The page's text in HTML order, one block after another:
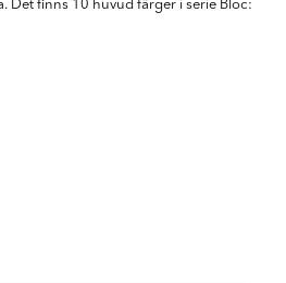
Det finns 10 huvud färger i serie Bloc: